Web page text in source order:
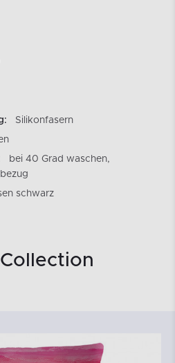
Silikonfasern
bei 40 Grad waschen,
schwarz
Collection